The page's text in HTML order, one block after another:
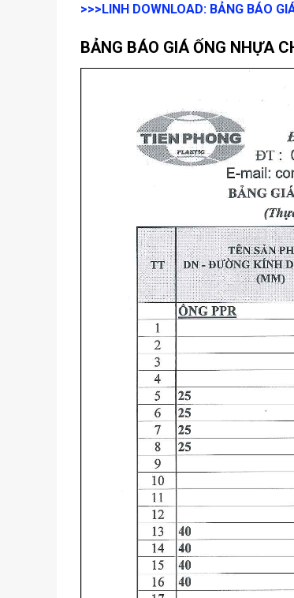
>>>LINH DOWNLOAD: BẢNG BÁO
BẢNG BÁO GIÁ ỐNG NHỰA